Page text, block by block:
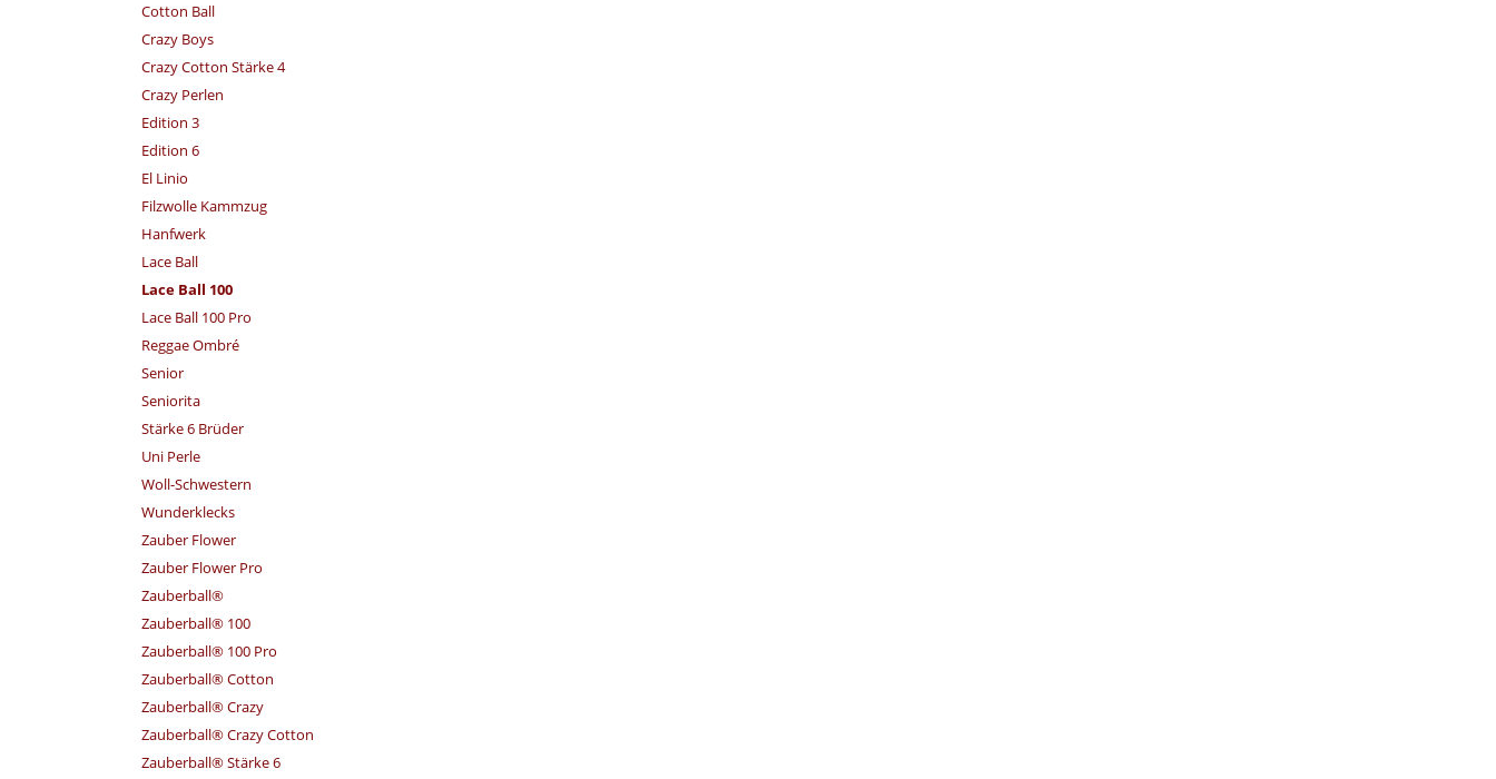
Cotton Ball
Crazy Boys
Crazy Cotton Stärke 4
Crazy Perlen
Edition 3
Edition 6
El Linio
Filzwolle Kammzug
Hanfwerk
Lace Ball
Lace Ball 100
Lace Ball 100 Pro
Reggae Ombré
Senior
Seniorita
Stärke 6 Brüder
Uni Perle
Woll-Schwestern
Wunderklecks
Zauber Flower
Zauber Flower Pro
Zauberball®
Zauberball® 100
Zauberball® 100 Pro
Zauberball® Cotton
Zauberball® Crazy
Zauberball® Crazy Cotton
Zauberball® Stärke 6